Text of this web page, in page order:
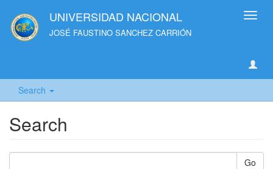
UNIVERSIDAD NACIONAL
JOSÉ FAUSTINO SANCHEZ CARRIÓN
Search
Search
Go